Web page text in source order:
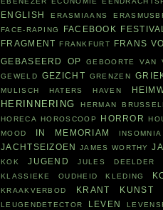
ENGLISH
ERASMIAANS
FACE-RAPING
FACEBOOK FESTIVAL
FRAGMENT FRANKFURT FRANS
GEBASEERD OP GEBOORTE VAN
GEWELD
GEZICHT GRENZEN
MULISCH
HATERS HAVEN
HERINNERING HERMAN
HORECA HOROSCOOP HORROR
MOOD
IN MEMORIAM INSOMNIA
JACHTSEIZOEN
JAMES WORTHY
KOK
JUGEND JULES DEELDER
KLASSIEKE OUDHEID KLEDING
KRAAKVERBOD
KRANT KUNST
LEUGENDETECTOR LEVEN